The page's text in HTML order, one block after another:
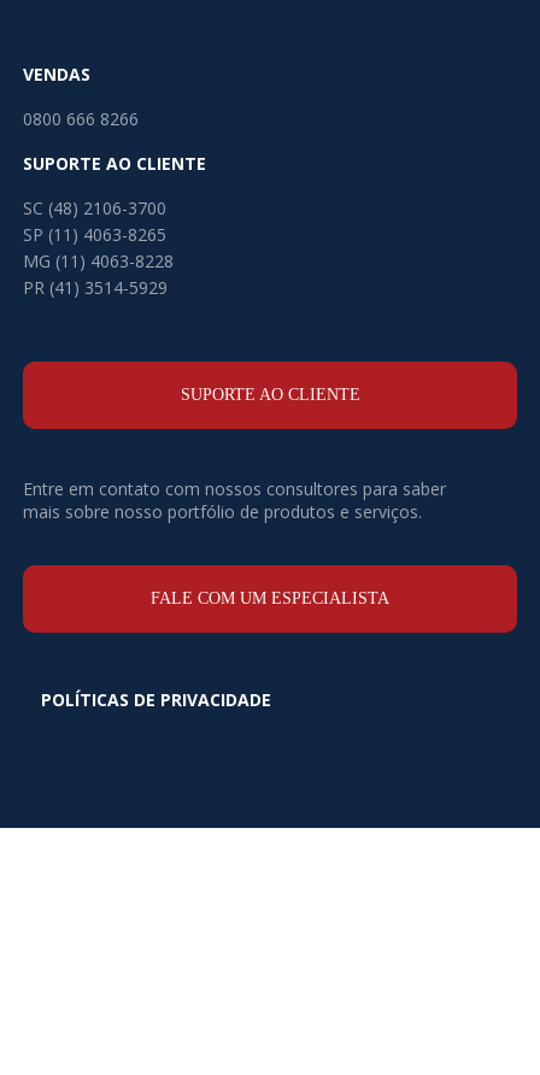
VENDAS
0800 666 8266
SUPORTE AO CLIENTE
SC (48) 2106-3700
SP (11) 4063-8265
MG (11) 4063-8228
PR (41) 3514-5929
SUPORTE AO CLIENTE
Entre em contato com nossos consultores para saber
mais sobre nosso portfólio de produtos e serviços.
FALE COM UM ESPECIALISTA
POLÍTICAS DE PRIVACIDADE